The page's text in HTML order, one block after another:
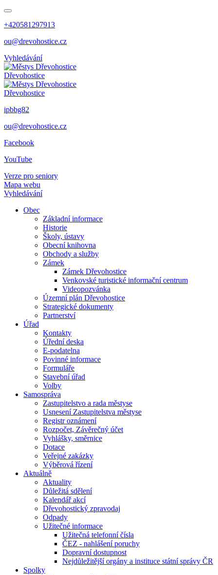
+420581297913
ou@drevohostice.cz
Vyhledávání
Dřevohostice
Dřevohostice
ipbbg82
ou@drevohostice.cz
Facebook
YouTube
Verze pro seniory
Mapa webu
Vyhledávání
Obec
Základní informace
Historie
Školy, ústavy
Obecní knihovna
Obchody a služby
Zámek
Zámek Dřevohostice
Venkovské turistické informační centrum
Videopozvánka
Územní plán Dřevohostice
Strategické dokumenty
Partnerství
Úřad
Kontakty
Úřední deska
E-podatelna
Povinné informace
Formuláře
Stavební úřad
Volby
Samospráva
Zastupitelstvo a rada městyse
Usnesení Zastupitelstva městyse
Registr oznámení
Rozpočet, Závěrečný účet
Vyhlášky, směrnice
Dotace
Veřejné zakázky
Výběrová řízení
Aktuálně
Aktuality
Důležitá sdělení
Kalendář akcí
Dřevohostický zpravodaj
Odpady
Užitečné informace
Užitečná telefonní čísla
ČEZ - nahlášení poruchy
Dopravní dostupnost
Nejdůležitější orgány a instituce státní správy ČR
Spolky